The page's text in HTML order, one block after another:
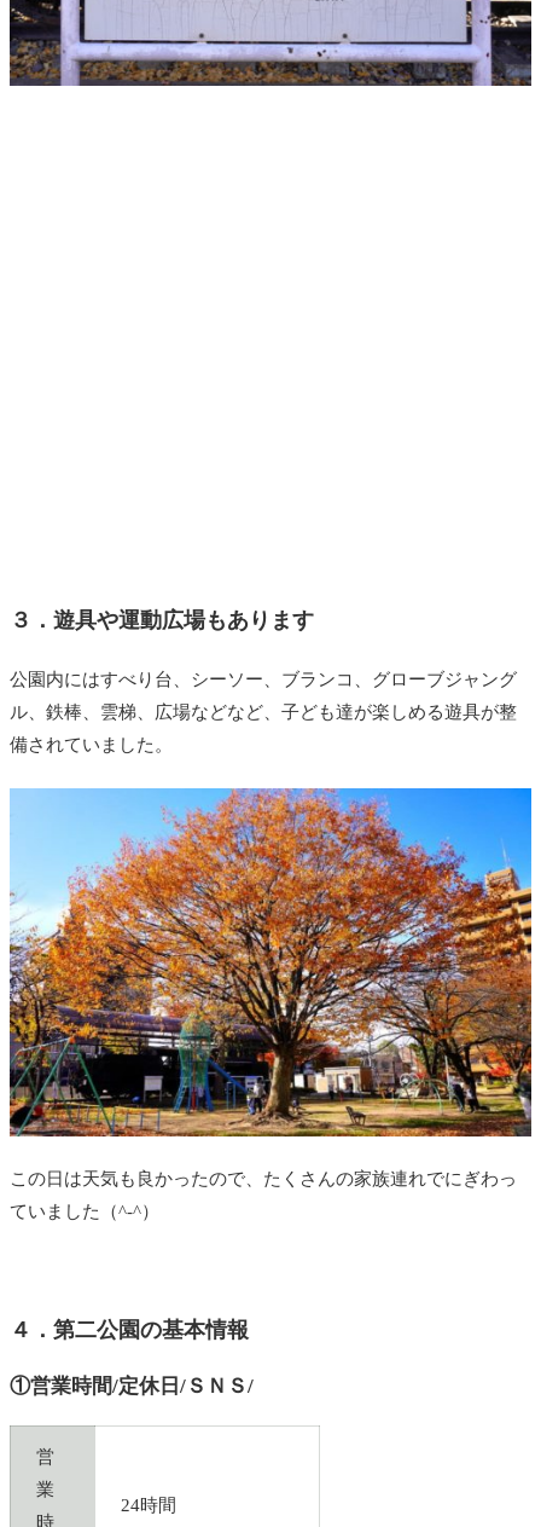
３．遊具や運動広場もあります
公園内にはすべり台、シーソー、ブランコ、グローブジャング
ル、鉄棒、雲梯、広場などなど、子ども達が楽しめる遊具が整
備されていました。
この日は天気も良かったので、たくさんの家族連れでにぎわっ
ていました（^-^）
４．第二公園の基本情報
①営業時間/定休日/ＳＮＳ/
営
業
時
24時間